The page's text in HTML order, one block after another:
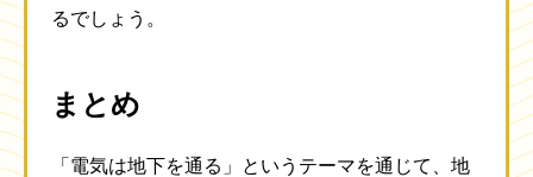
るでしょう。
まとめ
「電気は地下を通る」というテーマを通じて、地